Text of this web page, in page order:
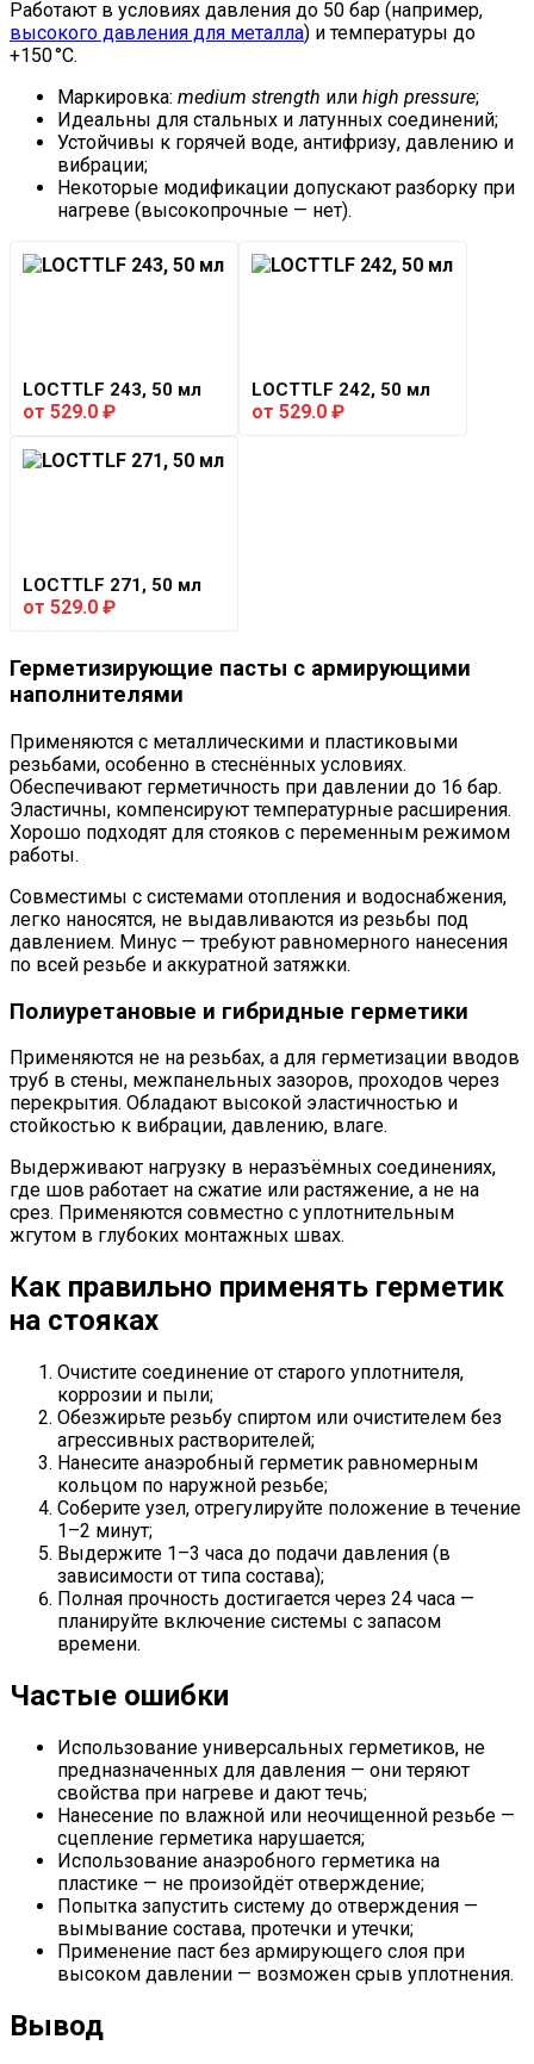
Работают в условиях давления до 50 бар (например,
высокого давления для металла) и температуры до
+150 °C.
Маркировка: medium strength или high pressure;
Идеальны для стальных и латунных соединений;
Устойчивы к горячей воде, антифризу, давлению и
вибрации;
Некоторые модификации допускают разборку при
нагреве (высокопрочные — нет).
LOCTTLF 243, 50 мл
от 529.0 ₽
LOCTTLF 242, 50 мл
от 529.0 ₽
LOCTTLF 271, 50 мл
от 529.0 ₽
Герметизирующие пасты с армирующими
наполнителями
Применяются с металлическими и пластиковыми
резьбами, особенно в стеснённых условиях.
Обеспечивают герметичность при давлении до 16 бар.
Эластичны, компенсируют температурные расширения.
Хорошо подходят для стояков с переменным режимом
работы.
Совместимы с системами отопления и водоснабжения,
легко наносятся, не выдавливаются из резьбы под
давлением. Минус — требуют равномерного нанесения
по всей резьбе и аккуратной затяжки.
Полиуретановые и гибридные герметики
Применяются не на резьбах, а для герметизации вводов
труб в стены, межпанельных зазоров, проходов через
перекрытия. Обладают высокой эластичностью и
стойкостью к вибрации, давлению, влаге.
Выдерживают нагрузку в неразъёмных соединениях,
где шов работает на сжатие или растяжение, а не на
срез. Применяются совместно с уплотнительным
жгутом в глубоких монтажных швах.
Как правильно применять герметик
на стояках
Очистите соединение от старого уплотнителя,
коррозии и пыли;
Обезжирьте резьбу спиртом или очистителем без
агрессивных растворителей;
Нанесите анаэробный герметик равномерным
кольцом по наружной резьбе;
Соберите узел, отрегулируйте положение в течение
1–2 минут;
Выдержите 1–3 часа до подачи давления (в
зависимости от типа состава);
Полная прочность достигается через 24 часа —
планируйте включение системы с запасом
времени.
Частые ошибки
Использование универсальных герметиков, не
предназначенных для давления — они теряют
свойства при нагреве и дают течь;
Нанесение по влажной или неочищенной резьбе —
сцепление герметика нарушается;
Использование анаэробного герметика на
пластике — не произойдёт отверждение;
Попытка запустить систему до отверждения —
вымывание состава, протечки и утечки;
Применение паст без армирующего слоя при
высоком давлении — возможен срыв уплотнения.
Вывод